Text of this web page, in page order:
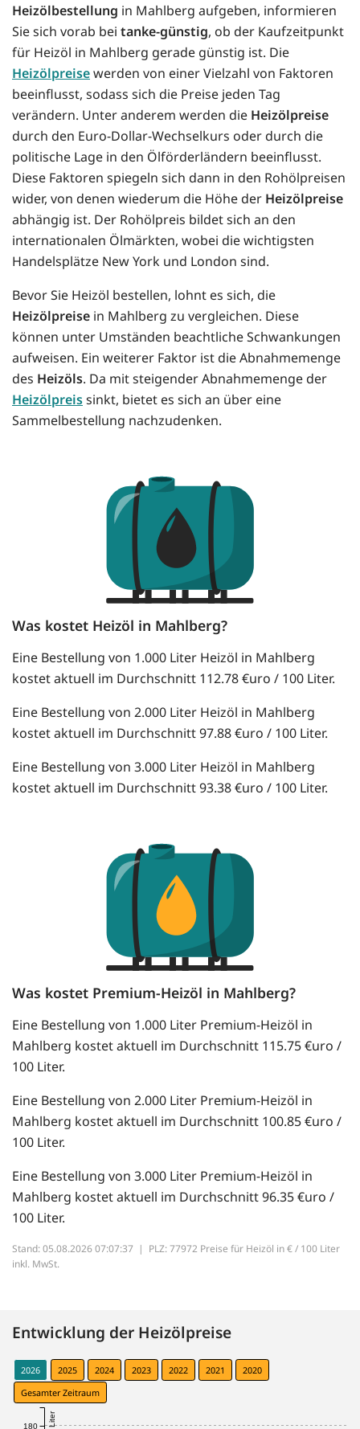
Heizölbestellung in Mahlberg aufgeben, informieren
Sie sich vorab bei tanke-günstig, ob der Kaufzeitpunkt
für Heizöl in Mahlberg gerade günstig ist. Die
Heizölpreisewerden von einer Vielzahl von Faktoren
beeinflusst, sodass sich die Preise jeden Tag
verändern. Unter anderem werden die Heizölpreise
durch den Euro-Dollar-Wechselkurs oder durch die
politische Lage in den Ölförderländern beeinflusst.
Diese Faktoren spiegeln sich dann in den Rohölpreisen
wider, von denen wiederum die Höhe der Heizölpreise
abhängig ist. Der Rohölpreis bildet sich an den
internationalen Ölmärkten, wobei die wichtigsten
Handelsplätze New York und London sind.
Bevor Sie Heizöl bestellen, lohnt es sich, die
Heizölpreise in Mahlberg zu vergleichen. Diese
können unter Umständen beachtliche Schwankungen
aufweisen. Ein weiterer Faktor ist die Abnahmemenge
des Heizöls. Da mit steigender Abnahmemenge der
Heizölpreissinkt, bietet es sich an über eine
Sammelbestellung nachzudenken.
Was kostet Heizöl in Mahlberg?
Eine Bestellung von 1.000 Liter Heizöl in Mahlberg
kostet aktuell im Durchschnitt 112.78 €uro / 100 Liter.
Eine Bestellung von 2.000 Liter Heizöl in Mahlberg
kostet aktuell im Durchschnitt 97.88 €uro / 100 Liter.
Eine Bestellung von 3.000 Liter Heizöl in Mahlberg
kostet aktuell im Durchschnitt 93.38 €uro / 100 Liter.
Was kostet Premium-Heizöl in Mahlberg?
Eine Bestellung von 1.000 Liter Premium-Heizöl in
Mahlberg kostet aktuell im Durchschnitt 115.75 €uro /
100 Liter.
Eine Bestellung von 2.000 Liter Premium-Heizöl in
Mahlberg kostet aktuell im Durchschnitt 100.85 €uro /
100 Liter.
Eine Bestellung von 3.000 Liter Premium-Heizöl in
Mahlberg kostet aktuell im Durchschnitt 96.35 €uro /
100 Liter.
Stand: 05.08.2026 07:07:37 | PLZ: 77972 Preise für Heizöl in € / 100 Liter
inkl. MwSt.
Entwicklung der Heizölpreise
2026 2025 2024 2023 2022 2021
2020
Gesamter Zeitraum
180